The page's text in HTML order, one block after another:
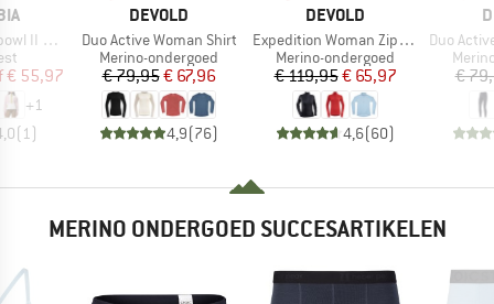
Fleece
prijs
€ 55,97
+1
(1 )
MERK
DEVOLD
Artikel
Duo Active Woman Shirt
Productgroep
Merino-ondergoed
Prijs
€ 79,95Verlaagde prijs
€ 67,96
4,9(76)
MERK
DEVOLD
Artikel
Expedition Woman Zip Neck
Productgroep
Merino-ondergoed
Prijs
€ 119,95Verlaagde prijs
€ 65,97
4,6(60)
Artikel
Duo Active
€
MERINO ONDERGOED SUCCESARTIKELEN